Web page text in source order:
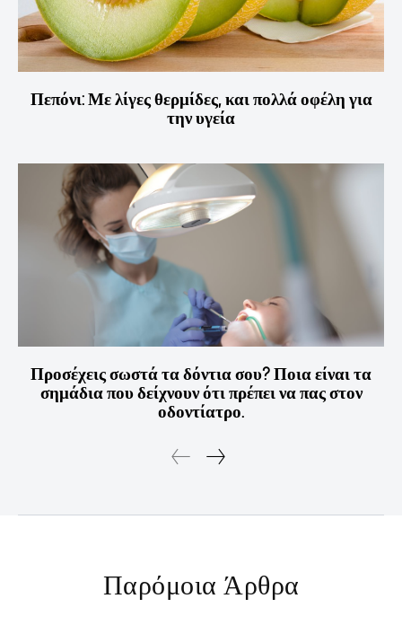
Πεπόνι: Με λίγες θερμίδες, και πολλά οφέλη για
την υγεία
Προσέχεις σωστά τα δόντια σου? Ποια είναι τα
σημάδια που δείχνουν ότι πρέπει να πας στον
οδοντίατρο.
Παρόμοια Άρθρα